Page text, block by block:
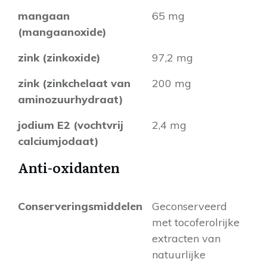
mangaan
(mangaanoxide)
65 mg
zink (zinkoxide)
97,2 mg
zink (zinkchelaat van
aminozuurhydraat)
200 mg
jodium E2 (vochtvrij
calciumjodaat)
2,4 mg
Anti-oxidanten
Conserveringsmiddelen
Geconserveerd
met tocoferolrijke
extracten van
natuurlijke